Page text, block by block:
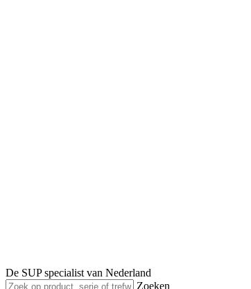
De SUP specialist van Nederland
Zoeken